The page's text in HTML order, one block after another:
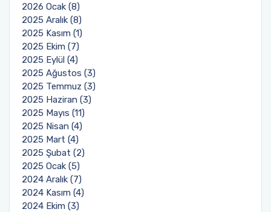
2026 Ocak (8)
2025 Aralık (8)
2025 Kasım (1)
2025 Ekim (7)
2025 Eylül (4)
2025 Ağustos (3)
2025 Temmuz (3)
2025 Haziran (3)
2025 Mayıs (11)
2025 Nisan (4)
2025 Mart (4)
2025 Şubat (2)
2025 Ocak (5)
2024 Aralık (7)
2024 Kasım (4)
2024 Ekim (3)